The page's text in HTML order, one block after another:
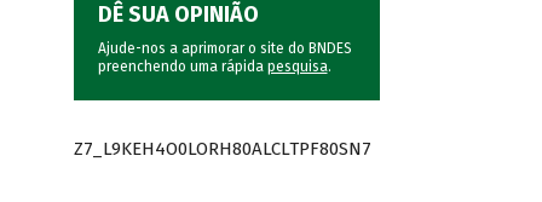
DÊ SUA OPINIÃO
Ajude-nos a aprimorar o site do BNDES
preenchendo uma rápida pesquisa.
Z7_L9KEH4O0LORH80ALCLTPF80SN7